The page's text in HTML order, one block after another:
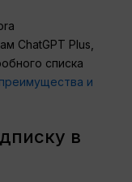
ChatGPT Plus,
списка
и
в